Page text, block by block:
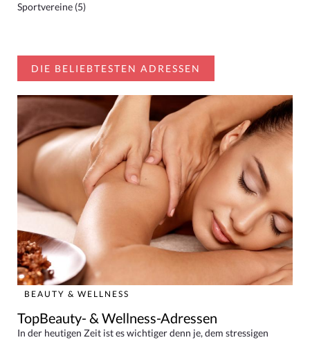
Sportvereine (5)
DIE BELIEBTESTEN ADRESSEN
BEAUTY & WELLNESS
TopBeauty- & Wellness-Adressen
In der heutigen Zeit ist es wichtiger denn je, dem stressigen